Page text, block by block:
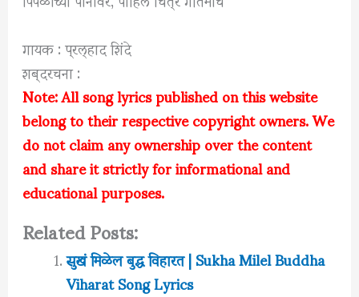
गायक : प्रल्हाद शिंदे
शब्दरचना :
Note: All song lyrics published on this website
belong to their respective copyright owners. We
do not claim any ownership over the content
and share it strictly for informational and
educational purposes.
Related Posts:
सुखं मिळेल बुद्ध विहारत | Sukha Milel Buddha
Viharat Song Lyrics